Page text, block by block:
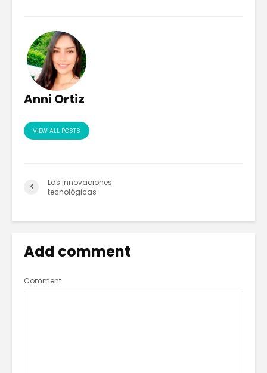
Anni Ortiz
VIEW ALL POSTS
Las innovaciones
tecnológicas
Add comment
Comment